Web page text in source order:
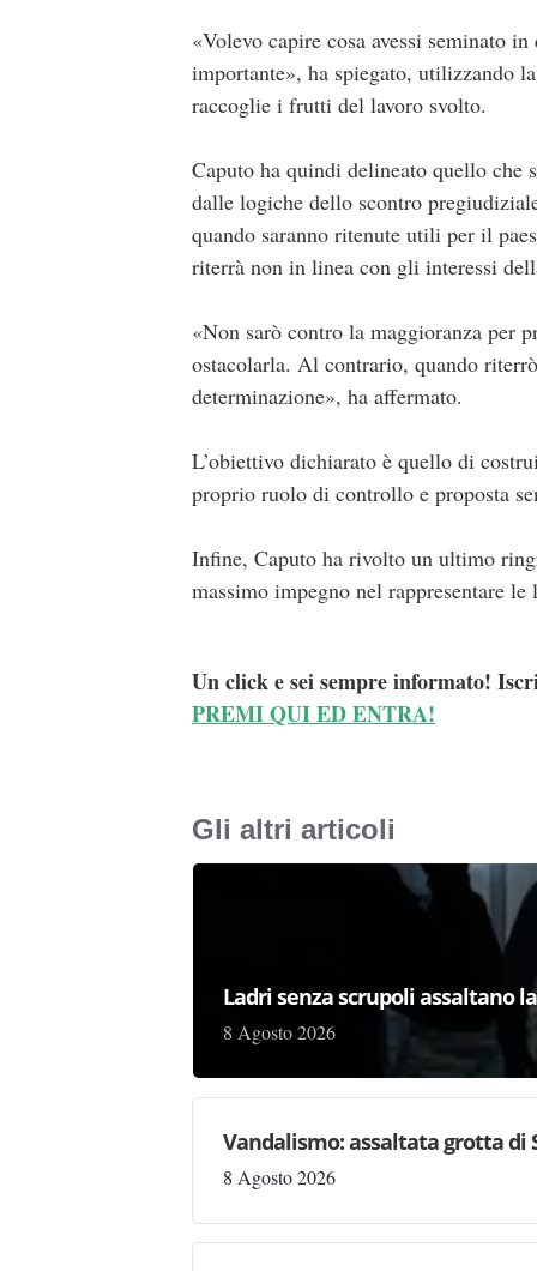
«Volevo capire cosa avessi seminato
importante», ha spiegato, utilizzando
raccoglie i frutti del lavoro svolto.
Caputo ha quindi delineato quello che
dalle logiche dello scontro
quando saranno ritenute utili per il
riterrà non in linea con gli interessi
«Non sarò contro la maggioranza per
ostacolarla. Al contrario, quando
determinazione», ha affermato.
L’obiettivo dichiarato è quello di
proprio ruolo di controllo e proposta
Infine, Caputo ha rivolto un ultimo
massimo impegno nel rappresentare
Un click e sei sempre informato!
PREMI QUI ED ENTRA!
Gli altri articoli
Ladri senza scrupoli assaltano
8 Agosto 2026
Vandalismo: assaltata grotta di
8 Agosto 2026